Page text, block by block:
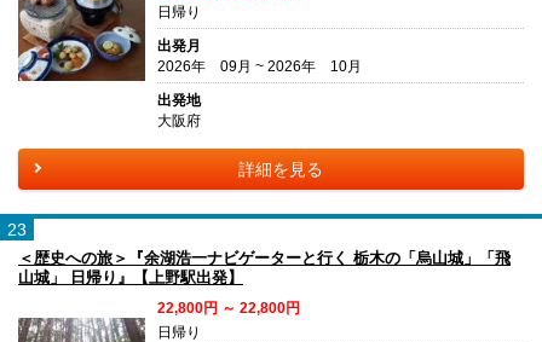
日帰り
出発月
2026年 09月 ~ 2026年 10月
出発地
大阪府
詳細を見る
23
＜歴史への旅＞『余湖浩一ナビゲーターと行く 栃木の「烏山城」「飛
山城」 日帰り』【上野駅出発】
22,800円 ～ 22,800円
日帰り